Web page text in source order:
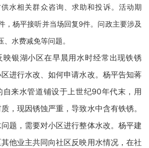
水相关群众咨询、求助和投诉。活动期
，杨平接听并当场回复9件。问政主要涉及
水费减免等问题。
映银湖小区在早晨用水时经常出现铁锈
进行水改、如何申请水改。杨平告知蒋
自来水管道铺设于上世纪90年代末，用
，现因锈蚀严重，导致水中含有铁锈。
题，需要对小区进行整体水改。杨平建
他业主共同向社区反映用水情况，在社